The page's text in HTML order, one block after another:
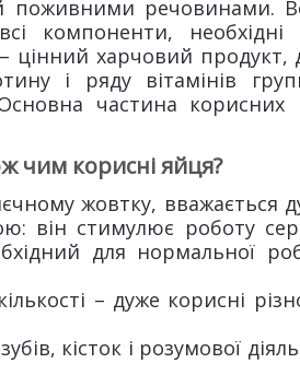
поживними речовинами.
компоненти,
цінний харчовий продукт,
і ряду вітамінів
частина корисних
чим корисні яйця?
жовтку, вважається
він стимулює роботу
для нормальної
– дуже корисні
кісток і розумової